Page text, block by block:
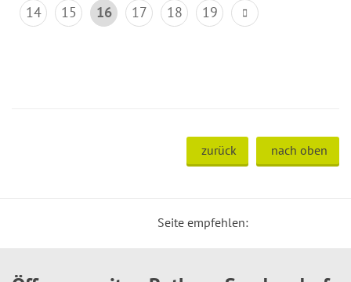
14
15 16 17 18 19
zurück nach oben
Seite empfehlen: